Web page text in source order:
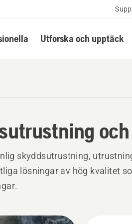
Utforska och upptäck
skyddsutrustning,
lösningar av hög kvalitet